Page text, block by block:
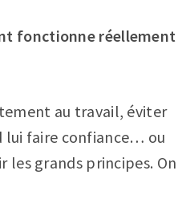
fonctionne réellement
au travail, éviter
lui faire confiance… ou
les grands principes. On